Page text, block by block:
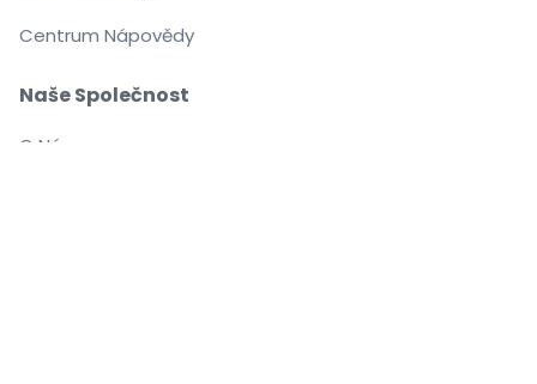
Naše Společnost
O Nás
Centrum Nápovědy